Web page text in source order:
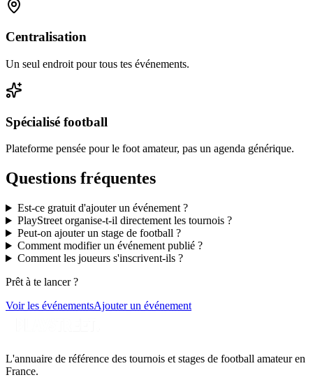
Centralisation
Un seul endroit pour tous tes événements.
Spécialisé football
Plateforme pensée pour le foot amateur, pas un agenda générique.
Questions fréquentes
Est-ce gratuit d'ajouter un événement ?
PlayStreet organise-t-il directement les tournois ?
Peut-on ajouter un stage de football ?
Comment modifier un événement publié ?
Comment les joueurs s'inscrivent-ils ?
Prêt à te lancer ?
Voir les événementsAjouter un événement
L'annuaire de référence des tournois et stages de football amateur en
France.